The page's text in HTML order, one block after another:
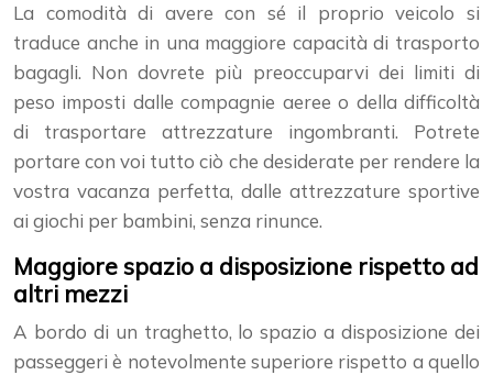
La comodità di avere con sé il proprio veicolo si
traduce anche in una maggiore capacità di trasporto
bagagli. Non dovrete più preoccuparvi dei limiti di
peso imposti dalle compagnie aeree o della difficoltà
di trasportare attrezzature ingombranti. Potrete
portare con voi tutto ciò che desiderate per rendere la
vostra vacanza perfetta, dalle attrezzature sportive
ai giochi per bambini, senza rinunce.
Maggiore spazio a disposizione rispetto ad
altri mezzi
A bordo di un traghetto, lo spazio a disposizione dei
passeggeri è notevolmente superiore rispetto a quello